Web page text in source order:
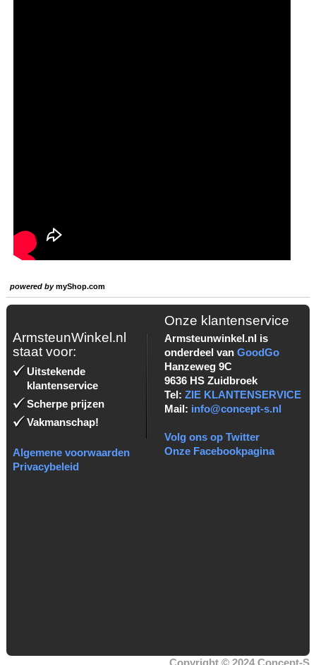
powered bymyShop.com
ArmsteunWinkel.nl
staat voor:
Uitstekende
klantenservice
Scherpe prijzen
Vakmanschap!
Algemene voorwaarden
Privacybeleid
Onze klantenservice
Armsteunwinkel.nl is
onderdeel van GoodGo
Hanzeweg 9C
9636 HS Zuidbroek
Tel: ZIE KLANTENSERVICE
Mail: info@concept-s.nl
Volg ons op Twitter
Onze Facebookpagina